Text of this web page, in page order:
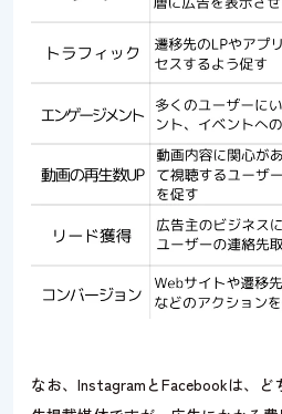
なお、InstagramとFacebookは、